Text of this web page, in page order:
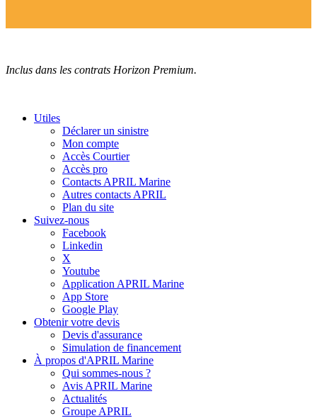
Inclus dans les contrats Horizon Premium.
Utiles
Déclarer un sinistre
Mon compte
Accès Courtier
Accès pro
Contacts APRIL Marine
Autres contacts APRIL
Plan du site
Suivez-nous
Facebook
Linkedin
X
Youtube
Application APRIL Marine
App Store
Google Play
Obtenir votre devis
Devis d'assurance
Simulation de financement
À propos d'APRIL Marine
Qui sommes-nous ?
Avis APRIL Marine
Actualités
Groupe APRIL